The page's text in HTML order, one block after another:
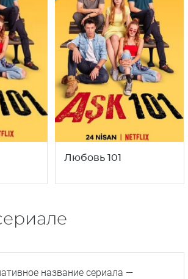
Любовь 101
название сериала —